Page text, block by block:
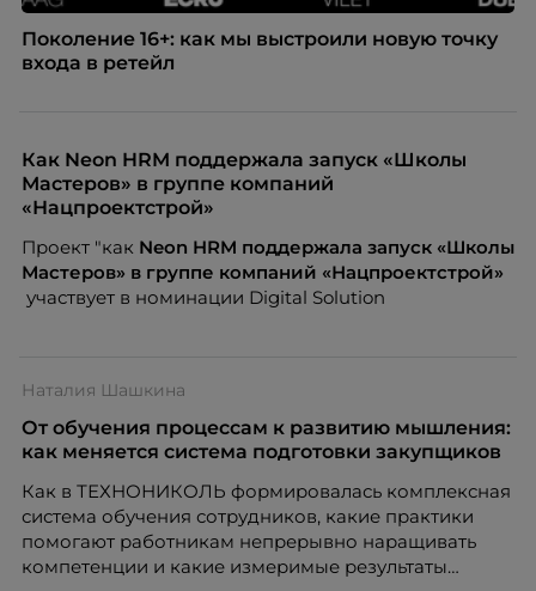
Поколение 16+: как мы выстроили новую точку
входа в ретейл
Как Neon HRM поддержала запуск «Школы
Мастеров» в группе компаний
«Нацпроектстрой»
Проект "как Neon HRM поддержала запуск «Школы
Мастеров» в группе компаний «Нацпроектстрой»
участвует в номинации Digital Solution
Наталия Шашкина
От обучения процессам к развитию мышления:
как меняется система подготовки закупщиков
Как в ТЕХНОНИКОЛЬ формировалась комплексная
система обучения сотрудников, какие практики
помогают работникам непрерывно наращивать
компетенции и какие измеримые результаты